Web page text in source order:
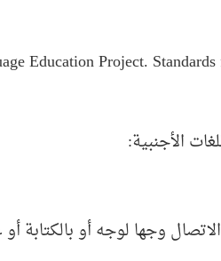
Education Project.
الأجنبية:
وجها لوجه أو بالكتابة